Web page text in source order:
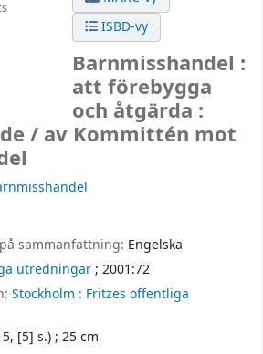
ISBD-vy
Barnmisshandel :
att förebygga
och åtgärda :
/ av Kommittén mot
sammanfattning: Engelska
utredningar; 2001:72
Stockholm : Fritzes offentliga
[5] s.) ; 25 cm